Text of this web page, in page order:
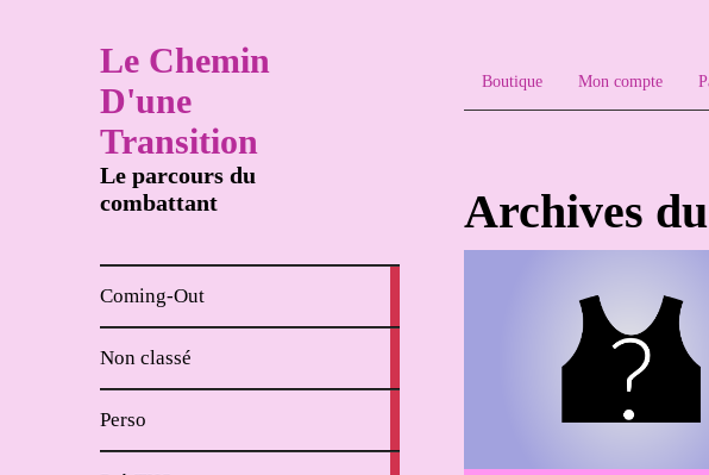
Le Chemin
D'une
Transition
Le parcours du
combattant
Coming-Out
Non classé
Perso
Boutique Mon compte
Archives